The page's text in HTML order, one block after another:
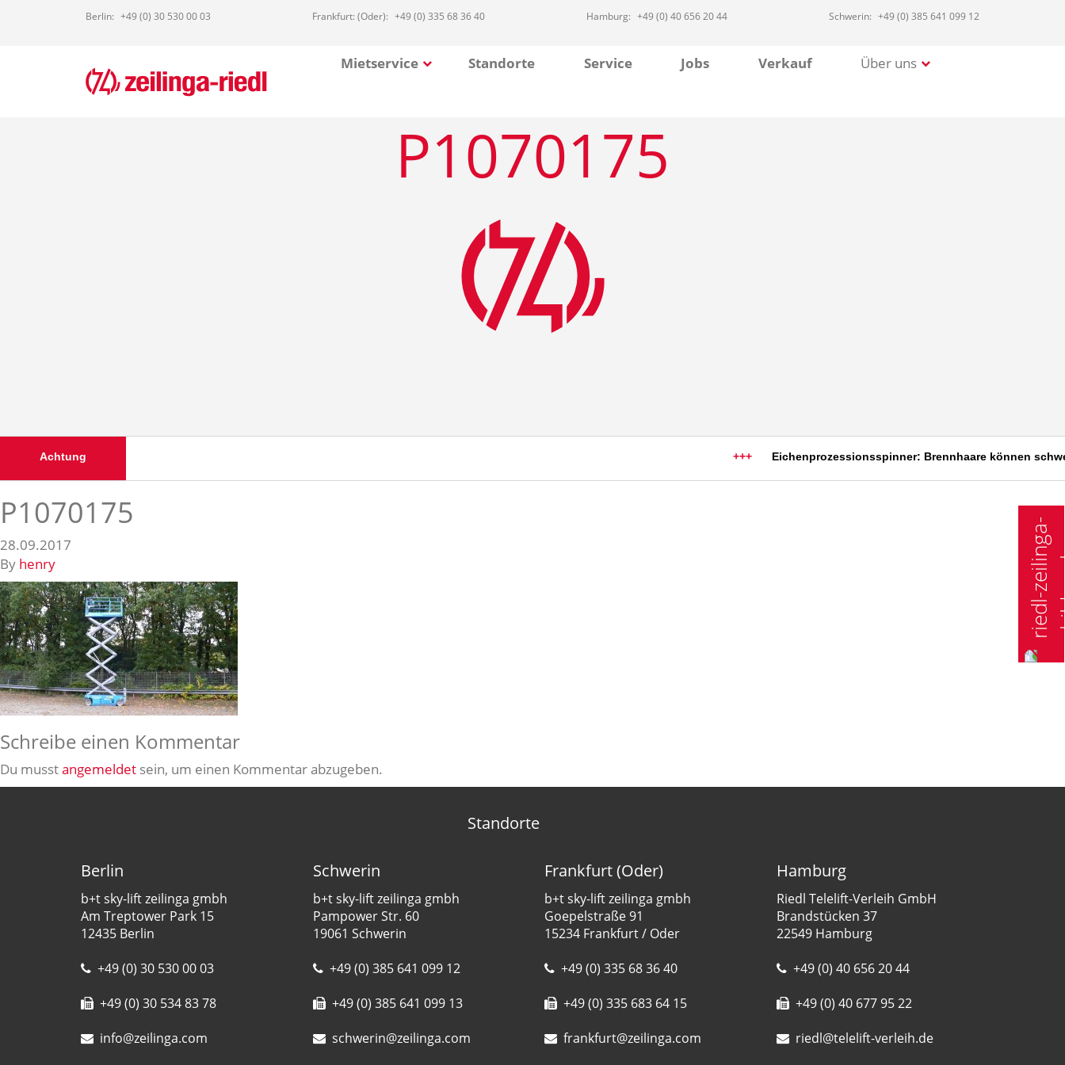
Berlin: +49 (0) 30 530 00 03 Frankfurt: (Oder): +49 (0) 335 68 36 40 Hamburg: +49 (0) 40 656 20 44 Schwerin: +49 (0) 385 641 099 12
Mietservice Standorte Service Jobs Verkauf Über uns
P1070175
+++ Eichenprozessionsspinner: Brennhaare können
Achtung
P1070175
28.09.2017
By henry
Schreibe einen Kommentar
Du musstangemeldet sein, um einen Kommentar abzugeben.
Standorte
Berlin
b+t sky-lift zeilinga gmbh
Am Treptower Park 15
12435 Berlin
+49 (0) 30 530 00 03
+49 (0) 30 534 83 78
info@zeilinga.com
Schwerin
b+t sky-lift zeilinga gmbh
Pampower Str. 60
19061 Schwerin
+49 (0) 385 641 099 12
+49 (0) 385 641 099 13
schwerin@zeilinga.com
Frankfurt (Oder)
b+t sky-lift zeilinga gmbh
Goepelstraße 91
15234 Frankfurt / Oder
+49 (0) 335 68 36 40
+49 (0) 335 683 64 15
frankfurt@zeilinga.com
Hamburg
Riedl Telelift-Verleih GmbH
Brandstücken 37
22549 Hamburg
+49 (0) 40 656 20 44
+49 (0) 40 677 95 22
riedl@telelift-verleih.de